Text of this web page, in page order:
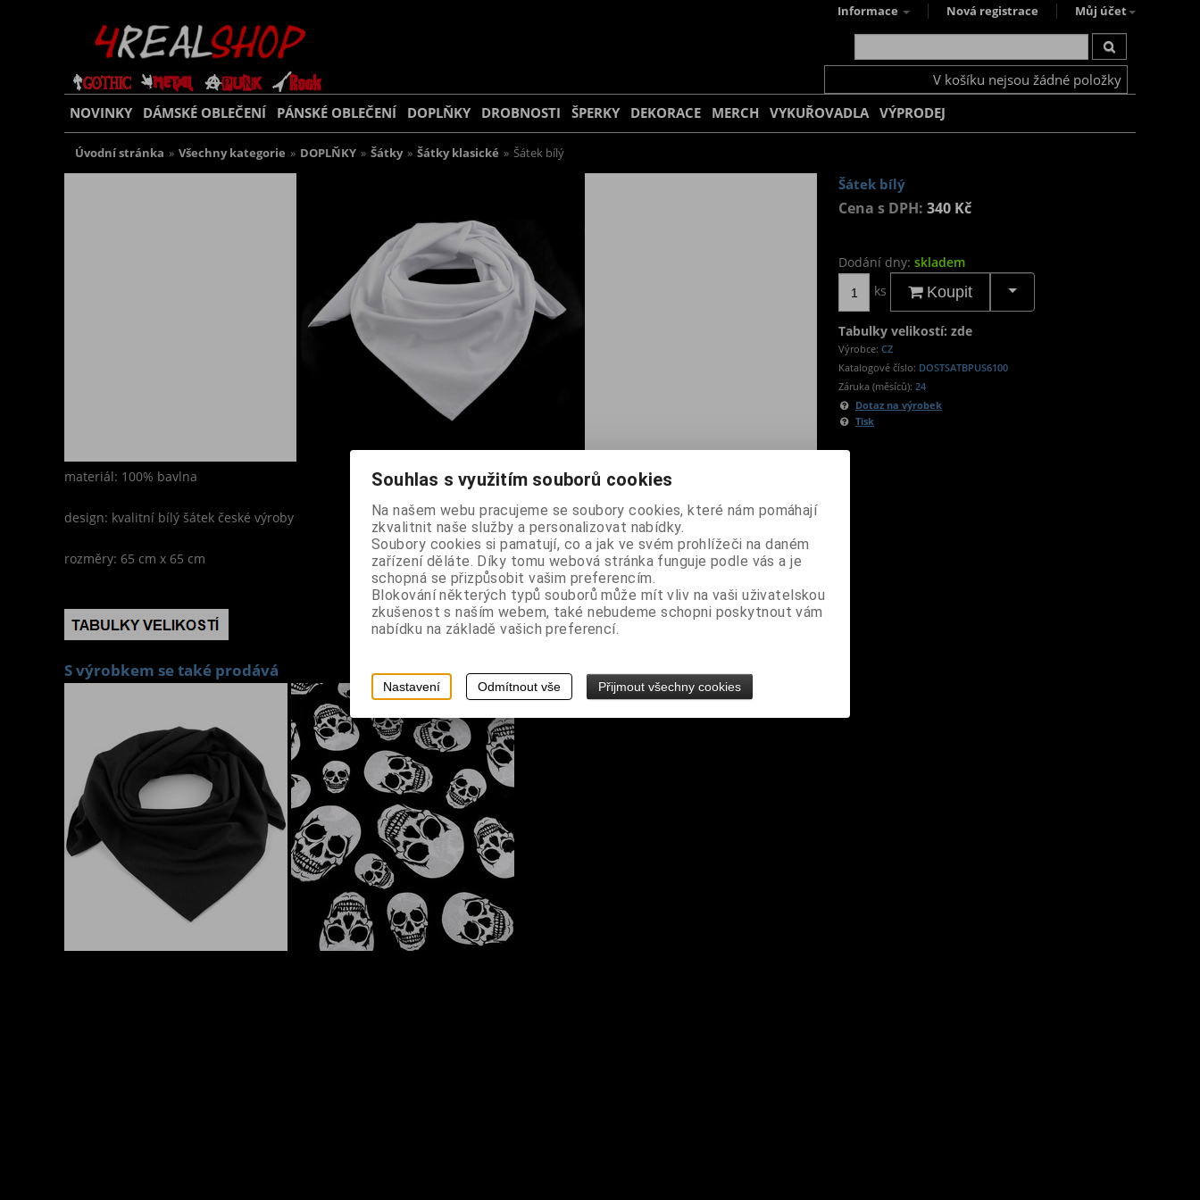
Informace Nová registrace Můj účet
V košíku nejsou žádné položky
NOVINKY DÁMSKÉ OBLEČENÍ PÁNSKÉ OBLEČENÍ DOPLŇKY DROBNOSTI ŠPERKY DEKORACE MERCH VYKUŘOVADLA VÝPRODEJ
Úvodní stránka » Všechny kategorie » DOPLŇKY » Šátky » Šátky klasické » Šátek bílý
Šátek bílý
Cena s DPH: 340 Kč
Dodání dny: skladem
ks
Koupit
Tabulky velikostí: zde
Výrobce: CZ
Katalogové číslo: DOSTSATBPUS6100
Záruka (měsíců): 24
Dotaz na výrobek
Tisk
materiál: 100% bavlna
design: kvalitní bílý šátek české výroby
rozměry: 65 cm x 65 cm
S výrobkem se také prodává
Souhlas s využitím souborů cookies
Na našem webu pracujeme se soubory cookies, které nám pomáhají
zkvalitnit naše služby a personalizovat nabídky.
Soubory cookies si pamatují, co a jak ve svém prohlížeči na daném
zařízení děláte. Díky tomu webová stránka funguje podle vás a je
schopná se přizpůsobit vašim preferencím.
Blokování některých typů souborů může mít vliv na vaši uživatelskou
zkušenost s naším webem, také nebudeme schopni poskytnout vám
nabídku na základě vašich preferencí.
Nastavení Odmítnout vše Přijmout všechny cookies